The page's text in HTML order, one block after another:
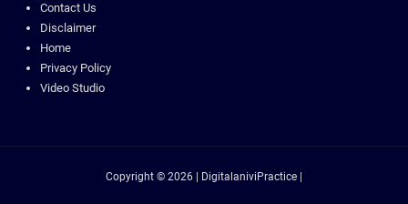
Contact Us
Disclaimer
Home
Privacy Policy
Video Studio
Copyright © 2026 | DigitalaniviPractice |